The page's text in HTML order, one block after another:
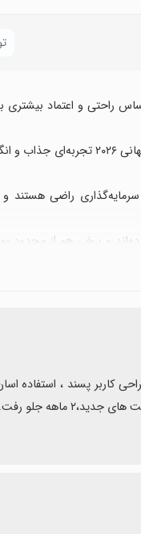
راحتی و اعتماد بیشتری
بخش‌های سرگرمی مانند پنالتی و ماموریت‌ها با
راضی هستند و
کرده‌اند و برخی هم از
است، اما برای